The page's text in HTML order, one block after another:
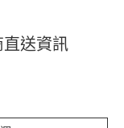
直送資訊